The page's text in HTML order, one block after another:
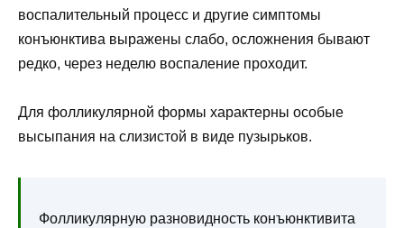
воспалительный процесс и другие симптомы
конъюнктива выражены слабо, осложнения бывают
редко, через неделю воспаление проходит.
Для фолликулярной формы характерны особые
высыпания на слизистой в виде пузырьков.
Фолликулярную разновидность конъюнктивита